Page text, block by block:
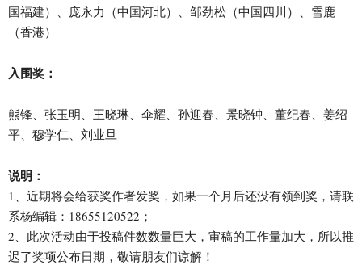
国福建）、庞永力（中国河北）、邹劲松（中国四川）、雪鹿
（香港）
入围奖：
熊锋、张玉明、王晓琳、伞耀、孙迎春、景晓钟、董纪春、姜绍
平、穆学仁、刘业旦
说明：
1、近期将会给获奖作者发奖，如果一个月后还没有领到奖，请联
系杨编辑：18655120522；
2、此次活动由于投稿件数数量巨大，审稿的工作量加大，所以推
迟了奖项公布日期，敬请朋友们谅解！